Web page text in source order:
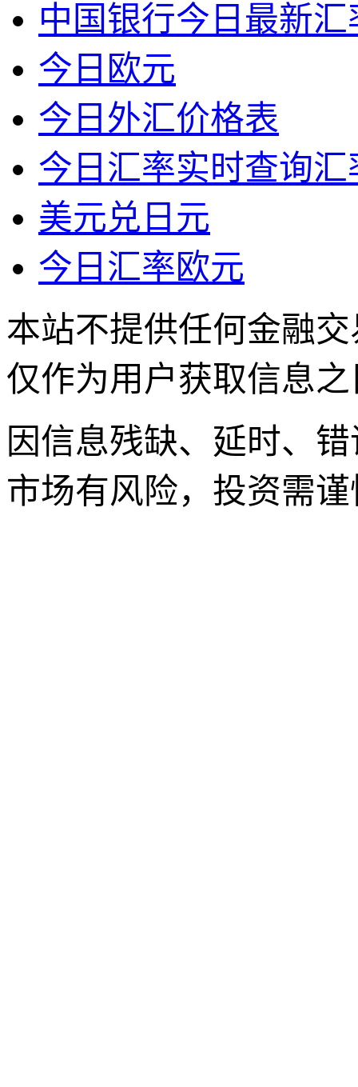
中国银行今日最新汇
今日欧元
今日外汇价格表
今日汇率实时查询汇
美元兑日元
今日汇率欧元
本站不提供任何金融
仅作为用户获取信息
因信息残缺、延时、
市场有风险，投资需